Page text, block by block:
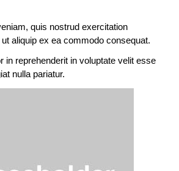
quis nostrud exercitation
aliquip ex ea commodo consequat.
in reprehenderit in voluptate velit esse
nulla pariatur.